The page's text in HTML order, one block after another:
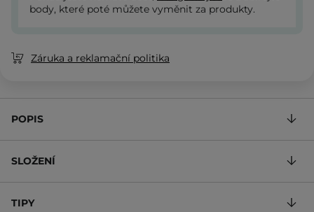
body, které poté můžete vyměnit za produkty.
Záruka a reklamační politika
POPIS
SLOŽENÍ
TIPY